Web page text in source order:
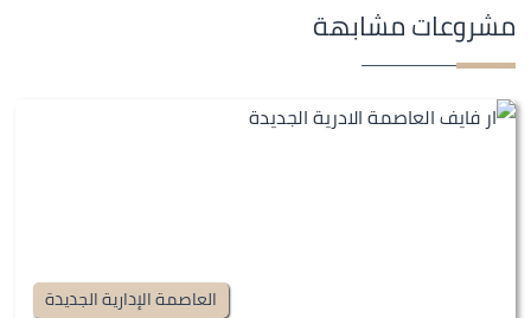
مشروعات مشابهة
العاصمة الإدارية الجديدة